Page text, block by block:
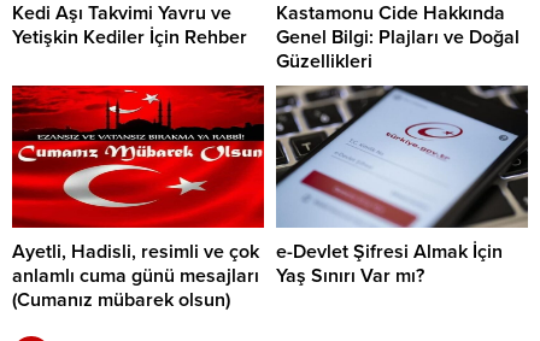
Kedi Aşı Takvimi Yavru ve
Yetişkin Kediler İçin Rehber
Kastamonu Cide Hakkında
Genel Bilgi: Plajları ve Doğal
Güzellikleri
Ayetli, Hadisli, resimli ve çok
anlamlı cuma günü mesajları
(Cumanız mübarek olsun)
e-Devlet Şifresi Almak İçin
Yaş Sınırı Var mı?